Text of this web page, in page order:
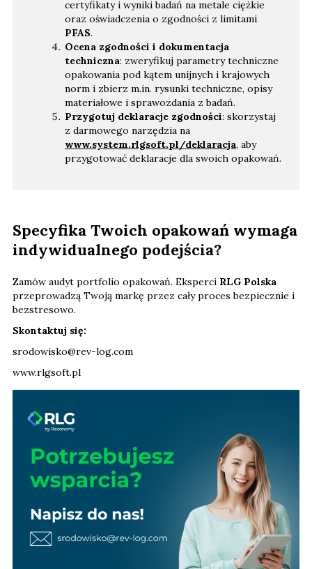
certyfikaty i wyniki badań na metale ciężkie
oraz oświadczenia o zgodności z limitami
PFAS.
Ocena zgodności i dokumentacja
techniczna: zweryfikuj parametry techniczne
opakowania pod kątem unijnych i krajowych
norm i zbierz m.in. rysunki techniczne, opisy
materiałowe i sprawozdania z badań.
Przygotuj deklaracje zgodności: skorzystaj
z darmowego narzędzia na
www.system.rlgsoft.pl/deklaracja, aby
przygotować deklaracje dla swoich opakowań.
Specyfika Twoich opakowań wymaga
indywidualnego podejścia?
Zamów audyt portfolio opakowań. Eksperci RLG Polska
przeprowadzą Twoją markę przez cały proces bezpiecznie i
bezstresowo.
Skontaktuj się:
srodowisko@rev-log.com
www.rlgsoft.pl